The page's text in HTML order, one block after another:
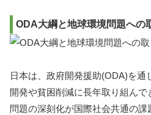
ODA大綱と地球環境問題への
日本は、政府開発援助(ODA)を通
開発や貧困削減に長年取り組ん
問題の深刻化が国際社会共通の課